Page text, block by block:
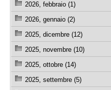
2026, febbraio (1)
2026, gennaio (2)
2025, dicembre (12)
2025, novembre (10)
2025, ottobre (14)
2025, settembre (5)